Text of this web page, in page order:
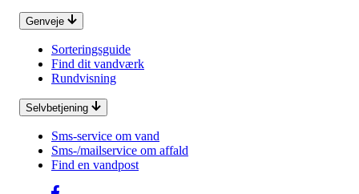
Genveje
Sorteringsguide
Find dit vandværk
Rundvisning
Selvbetjening
Sms-service om vand
Sms-/mailservice om affald
Find en vandpost